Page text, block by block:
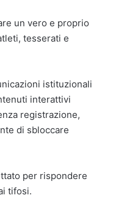
un vero e proprio
tesserati e
istituzionali
interattivi
registrazione,
di sbloccare
per rispondere
tifosi.